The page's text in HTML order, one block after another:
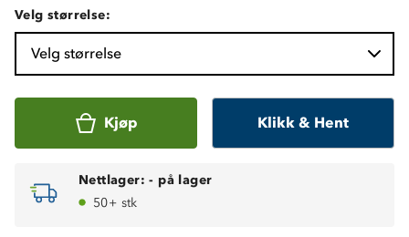
Velg størrelse:
Velg størrelse
Kjøp Klikk & Hent
Nettlager: - på lager
50+ stk